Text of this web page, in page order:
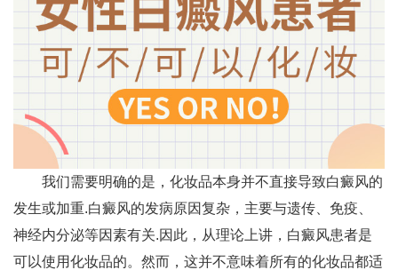
我们需要明确的是，化妆品本身并不直接导致白癜风的
发生或加重.白癜风的发病原因复杂，主要与遗传、免疫、
神经内分泌等因素有关.因此，从理论上讲，白癜风患者是
可以使用化妆品的。然而，这并不意味着所有的化妆品都适